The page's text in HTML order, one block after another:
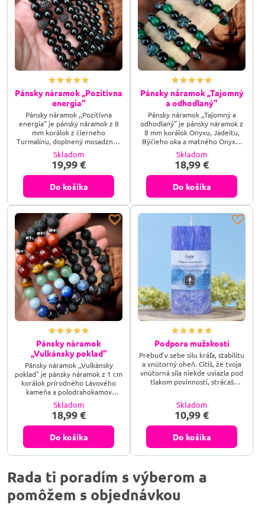
Pánsky náramok ,,Pozitívna
energia"
Pánsky náramok ,,Pozitívna
energia" je pánsky náramok z 8
mm korálok z čierneho
Turmalínu, doplnený mosadznou
guličkou s kubickými zirkónmi.
Skladom
19,99 €
Do košíka
Pánsky náramok ,,Tajomný
a odhodlaný"
Pánsky náramok ,,Tajomný a
odhodlaný" je pánsky náramok z
8 mm korálok Onyxu, Jadeitu,
Býčieho oka a matného Onyxu,
doplnený bižutérnym kovom zo
zirkónu v podobe Tigra.
Skladom
18,99 €
Do košíka
Pánsky náramok
,,Vulkánsky poklad"
Pánsky náramok ,,Vulkánsky
poklad" je pánsky náramok z 1 cm
korálok prírodného Lávového
kameňa a polodrahokamov
Červený Jaspis, Karneol, Tigrie
oko, Zelený Avanturín,
Akvamarín, Lapis Lazuli, Ametyst,
oddeľovače sú z Hematitu.
Skladom
18,99 €
Do košíka
Podpora mužskosti
Prebuď v sebe silu kráľa, stabilitu
a vnútorný oheň. Cítiš, že tvoja
vnútorná sila niekde uviazla pod
tlakom povinností, strácaš
opäť zapáliť iskru rozhodnosti a
prirodzenej autority? Sviečka
Podpora mužskosti je tvojím
rituálnym spoločníkom na ceste k
vlastnej celistvosti – zapáľ jej
Skladom
10,99 €
Do košíka
Rada ti poradím s výberom a
pomôžem s objednávkou